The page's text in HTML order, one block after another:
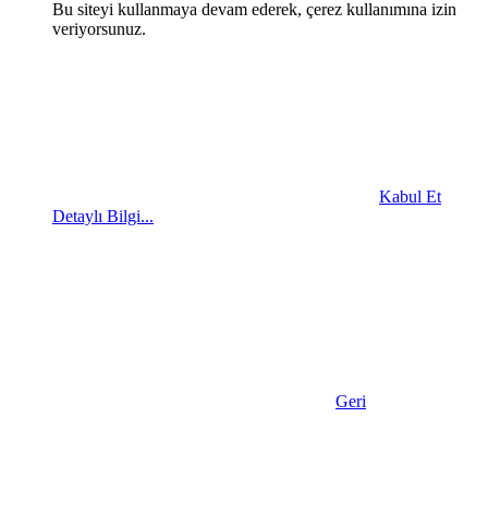
Bu siteyi kullanmaya devam ederek, çerez kullanımına izin
veriyorsunuz.
Kabul Et
Detaylı Bilgi...
Geri